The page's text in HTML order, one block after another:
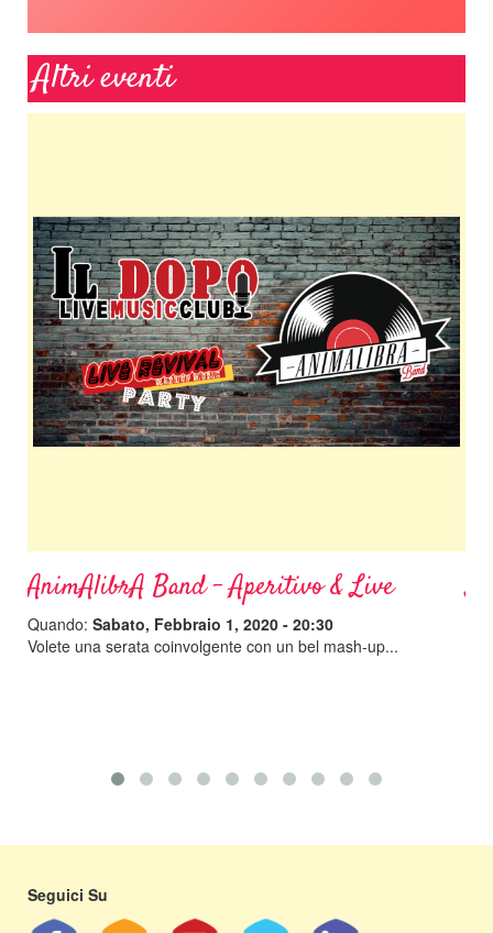
Altri eventi
AnimAlibrA Band - Aperitivo & Live
Quando: Sabato, Febbraio 1, 2020 - 20:30
Volete una serata coinvolgente con un bel mash-up...
Seguici Su